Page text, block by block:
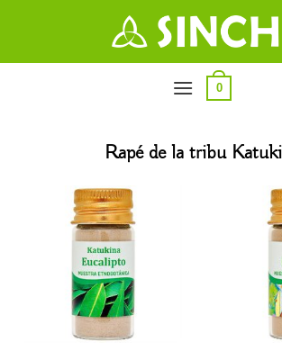
0
Rapé de la tribu